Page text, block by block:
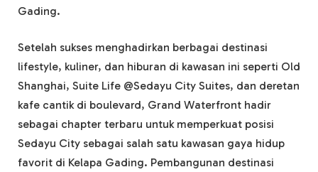
Gading.
Setelah sukses menghadirkan berbagai destinasi
lifestyle, kuliner, dan hiburan di kawasan ini seperti Old
Shanghai, Suite Life @Sedayu City Suites, dan deretan
kafe cantik di boulevard, Grand Waterfront hadir
sebagai chapter terbaru untuk memperkuat posisi
Sedayu City sebagai salah satu kawasan gaya hidup
favorit di Kelapa Gading. Pembangunan destinasi